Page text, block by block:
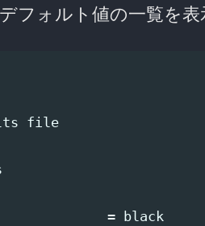
フォルト値の一覧を表
file
= black